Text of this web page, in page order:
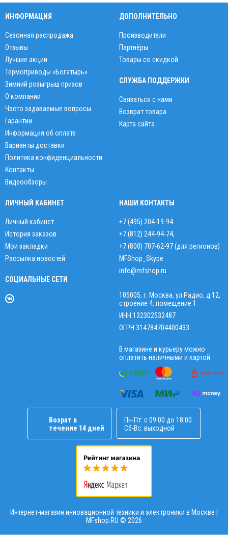
ИНФОРМАЦИЯ
Сезонная распродажа
Отзывы
Лучшие акции
Термоприводы «Богатырь»
Зимний розыгрыш призов
О компании
Часто задаваемые вопросы
Гарантии
Информация об оплате
Варианты доставки
Политика конфиденциальности
Контакты
Видеообзоры
ДОПОЛНИТЕЛЬНО
Производители
Партнёры
Товары со скидкой
СЛУЖБА ПОДДЕРЖКИ
Связаться с нами
Возврат товара
Карта сайта
ЛИЧНЫЙ КАБИНЕТ
Личный кабинет
История заказов
Мои закладки
Рассылка новостей
СОЦИАЛЬНЫЕ СЕТИ
НАШИ КОНТАКТЫ
+7 (495) 204-19-94
+7 (812) 244-94-74,
+7 (800) 707-62-97 (для регионов)
MFShop_Skype
info@mfshop.ru
105005, г. Москва, ул.Радио, д.12,
строение 4, помещение 1
ИНН 132302532487
ОГРН 314784704400433
В магазине и курьеру можно
оплатить наличными и картой.
Возрат в
течение 14 дней
Пн-Пт: с 09:00 до 18:00
Сб-Вс: выходной
Интернет-магазин инновационной техники и электроники в Москве |
MFshop.RU © 2026